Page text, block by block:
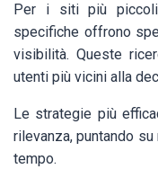
Per i siti più
specifiche offrono
visibilità. Queste
utenti più vicini alla
Le strategie più
rilevanza, puntando
tempo.